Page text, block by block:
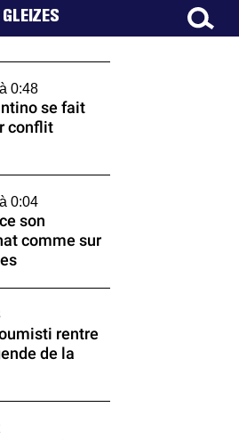
GLEIZES
0:48
se fait
conflit
0:04
son
comme sur
rentre
de la